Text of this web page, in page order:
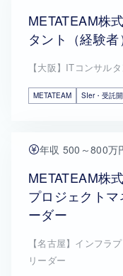
METATEAM株
タント（経験者
【大阪】ITコンサル
METATEAM SIer・受託
年収 500～800万
METATEAM株
プロジェクト
ーダー
【名古屋】インフラ
リーダー